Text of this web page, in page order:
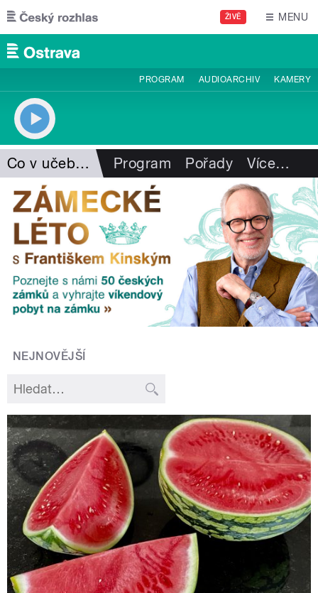
Přejít k hlavnímu obsahu
ŽIVĚ MENU
PROGRAM AUDIOARCHIV KAMERY
Co v učebnicích nebylo Program Pořady Více…
NEJNOVĚJŠÍ